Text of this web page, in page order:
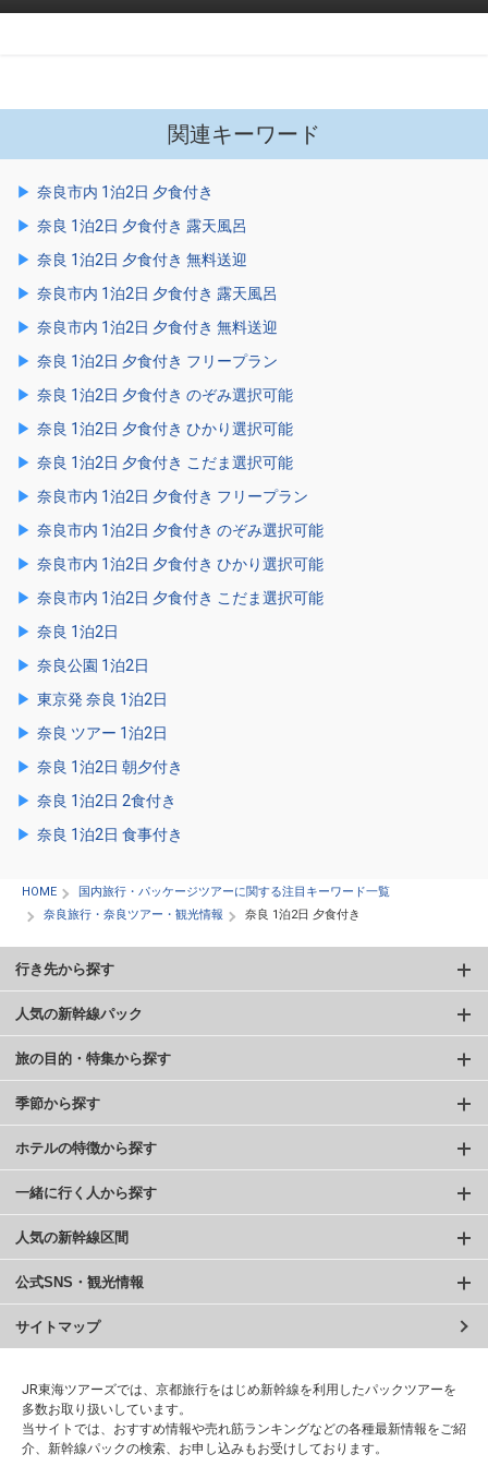
関連キーワード
奈良市内 1泊2日 夕食付き
奈良 1泊2日 夕食付き 露天風呂
奈良 1泊2日 夕食付き 無料送迎
奈良市内 1泊2日 夕食付き 露天風呂
奈良市内 1泊2日 夕食付き 無料送迎
奈良 1泊2日 夕食付き フリープラン
奈良 1泊2日 夕食付き のぞみ選択可能
奈良 1泊2日 夕食付き ひかり選択可能
奈良 1泊2日 夕食付き こだま選択可能
奈良市内 1泊2日 夕食付き フリープラン
奈良市内 1泊2日 夕食付き のぞみ選択可能
奈良市内 1泊2日 夕食付き ひかり選択可能
奈良市内 1泊2日 夕食付き こだま選択可能
奈良 1泊2日
奈良公園 1泊2日
東京発 奈良 1泊2日
奈良 ツアー 1泊2日
奈良 1泊2日 朝夕付き
奈良 1泊2日 2食付き
奈良 1泊2日 食事付き
HOME
国内旅行・パッケージツアーに関する注目キーワード一覧
奈良旅行・奈良ツアー・観光情報
奈良 1泊2日 夕食付き
行き先から探す
人気の新幹線パック
旅の目的・特集から探す
季節から探す
ホテルの特徴から探す
一緒に行く人から探す
人気の新幹線区間
公式SNS・観光情報
サイトマップ
JR東海ツアーズでは、京都旅行をはじめ新幹線を利用したパックツアーを
多数お取り扱いしています。
当サイトでは、おすすめ情報や売れ筋ランキングなどの各種最新情報をご紹
介、新幹線パックの検索、お申し込みもお受けしております。